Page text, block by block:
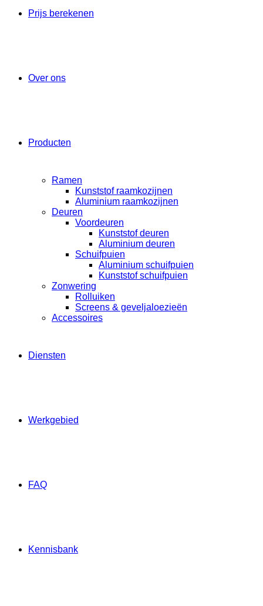
Prijs berekenen
Over ons
Producten
Ramen
Kunststof raamkozijnen
Aluminium raamkozijnen
Deuren
Voordeuren
Kunststof deuren
Aluminium deuren
Schuifpuien
Aluminium schuifpuien
Kunststof schuifpuien
Zonwering
Rolluiken
Screens & geveljaloezieën
Accessoires
Diensten
Werkgebied
FAQ
Kennisbank